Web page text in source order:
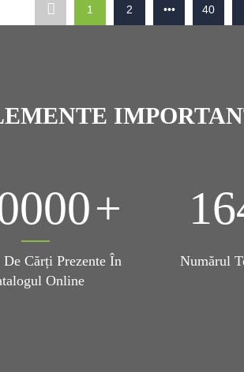
1 2 ••• 40
Cărți Prezente În
Online
Numărul